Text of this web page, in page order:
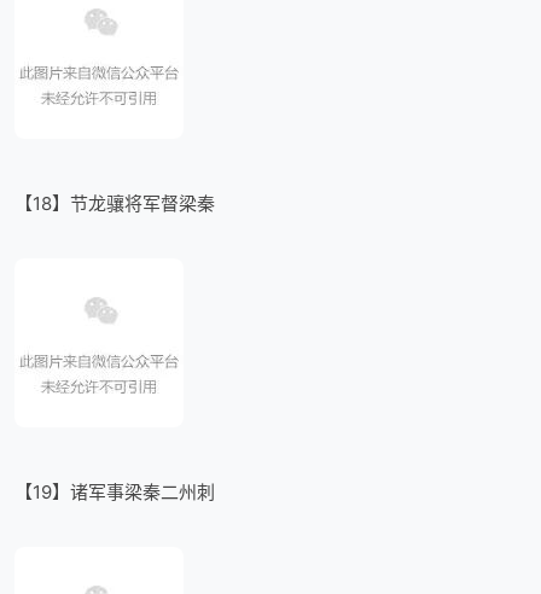
【18】节龙骧将军督梁秦
【19】诸军事梁秦二州刺